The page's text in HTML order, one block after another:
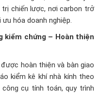
chiến lược, nơi carbon trở
hóa doanh nghiệp.
kiểm chứng – Hoàn thiện
hoàn thiện và bàn giao
kiểm kê khí nhà kính theo
cụ tính toán, quy trình